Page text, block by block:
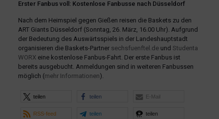
Erster Fanbus voll: Kostenlose Fanbusse nach Düsseldorf
Nach dem Heimspiel gegen Gießen reisen die Baskets zu den
ART Giants Düsseldorf (Sonntag, 26. März, 16.00 Uhr). Aufgrund
der Bedeutung des Auswärtsspiels in der Landeshauptstadt
organisieren die Baskets-Partner sechsfuenftel.deund Studenta
WORX eine kostenlose Fanbus-Fahrt. Der erste Fanbus ist
bereits ausgebucht. Anmeldungen sind in weiteren Fanbussen
möglich (mehr Informationen).
teilen teilen E-Mail
RSS-feed teilen teilen